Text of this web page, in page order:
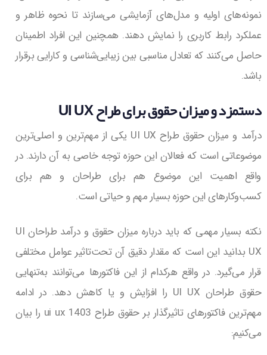
نمونه‌های اولیه و مدل‌های آزمایشی می‌سازند تا نحوه ظاهر و
عملکرد رابط کاربری را نمایش دهند. همچنین این افراد اطمینان
حاصل می‌کنند که تعادل مناسبی بین زیبایی‌شناسی و کارایی برقرار
باشد.
دستمزد و میزان حقوق برای طراح UI UX
درآمد و میزان حقوق طراح UI UX یکی از مهم‌ترین و اصلی‌ترین
موضوعاتی است که فعالان این حوزه توجه خاصی به آن دارند. در
واقع اهمیت این موضوع هم برای طراحان و هم برای
کسب‌وکارهای این حوزه بسیار مهم و حیاتی است.
نکته بسیار مهمی که باید درباره میزان حقوق و درآمد طراحان UI
UX بدانید این است که مقدار دقیق آن تحت‌تاثیر عوامل مختلفی
قرار می‌گیرد. در واقع هرکدام از این فاکتورها می‌توانند به‌تنهایی
حقوق طراحان UI UX را افزایش و یا کاهش دهد. در ادامه
مهم‌ترین فاکتورهای تاثیرگذار بر حقوق طراح ui ux 1403 را بیان
می‌کنیم: